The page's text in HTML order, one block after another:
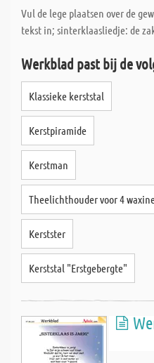
Vul de lege plaatsen over de
tekst in; sinterklaasliedje: de
Werkblad past bij de
Klassieke kerststal
Kerstpiramide
Kerstman
Theelichthouder voor 4
Kerstster
Kerststal "Erstgebergte"